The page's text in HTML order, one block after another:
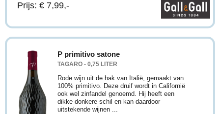
Prijs: € 7,99,-
P primitivo satone
TAGARO - 0,75 LITER
Rode wijn uit de hak van Italië, gemaakt van
100% primitivo. Deze druif wordt in Californië
ook wel zinfandel genoemd. Hij heeft een
dikke donkere schil en kan daardoor
uitstekende wijnen ...